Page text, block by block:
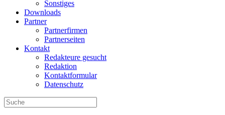
Sonstiges
Downloads
Partner
Partnerfirmen
Partnerseiten
Kontakt
Redakteure gesucht
Redaktion
Kontaktformular
Datenschutz